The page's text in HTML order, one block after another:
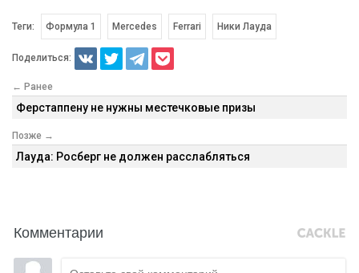
Теги: Формула 1 Mercedes Ferrari Ники Лауда
Поделиться:
← Ранее
Ферстаппену не нужны местечковые призы
Позже →
Лауда: Росберг не должен расслабляться
Комментарии